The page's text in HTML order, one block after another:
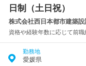
日制（土日祝）
株式会社西日本都市建築設
資格や経験年数に応じて前
勤務地
愛媛県